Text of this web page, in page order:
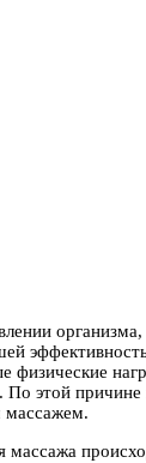
физические
этой
массажем.